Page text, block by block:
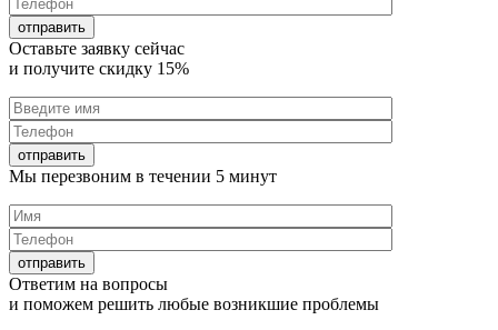
Оставьте заявку сейчас
и получите скидку 15%
Мы перезвоним в течении 5 минут
Ответим на вопросы
и поможем решить любые возникшие проблемы